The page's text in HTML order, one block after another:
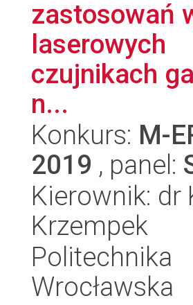
zastosowań
laserowych
czujnikach
n...
Konkurs: M-
2019 , panel:
Kierownik: dr
Krzempek
Politechnika
Wrocławska